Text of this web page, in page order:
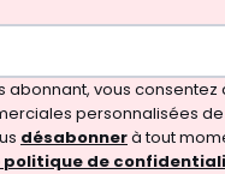
abonnant, vous consentez
personnalisées
désabonnerà tout
politique de